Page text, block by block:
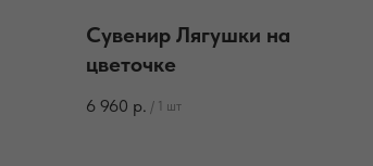
Сувенир Лягушки на
цветочке
6 960 р. / 1 шт